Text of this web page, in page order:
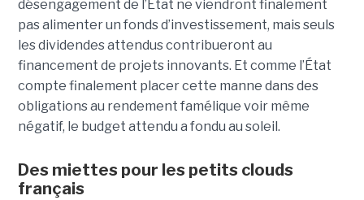
désengagement de l’État ne viendront finalement
pas alimenter un fonds d’investissement, mais seuls
les dividendes attendus contribueront au
financement de projets innovants. Et comme l’État
compte finalement placer cette manne dans des
obligations au rendement famélique voir même
négatif, le budget attendu a fondu au soleil.
Des miettes pour les petits clouds
français